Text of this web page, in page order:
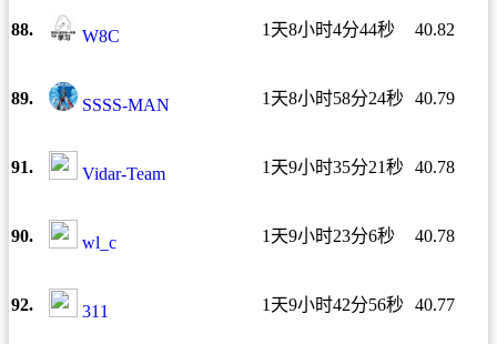
88. W8C 1天8小时4分44秒 40.82
89. SSSS-MAN 1天8小时58分24秒 40.79
91. Vidar-Team 1天9小时35分21秒 40.78
90. wl_c 1天9小时23分6秒 40.78
92. 311 1天9小时42分56秒 40.77